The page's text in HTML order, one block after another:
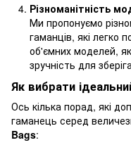
Різноманітність
Ми пропонуємо
гаманців, які легко
об'ємних моделей,
зручність для
Як вибрати
Ось кілька порад, які
гаманець серед
Bags: